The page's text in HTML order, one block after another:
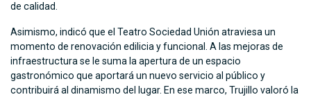
de calidad.
Asimismo, indicó que el Teatro Sociedad Unión atraviesa un
momento de renovación edilicia y funcional. A las mejoras de
infraestructura se le suma la apertura de un espacio
gastronómico que aportará un nuevo servicio al público y
contribuirá al dinamismo del lugar. En ese marco, Trujillo valoró la